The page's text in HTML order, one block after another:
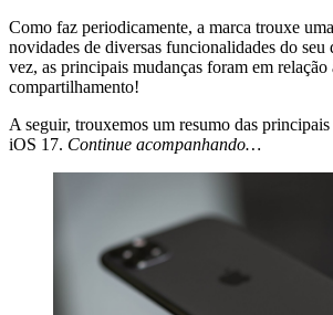
Como faz periodicamente, a marca trouxe
novidades de diversas funcionalidades do seu
vez, as principais mudanças foram em relação
compartilhamento!
A seguir, trouxemos um resumo das
iOS 17. Continue acompanhando…